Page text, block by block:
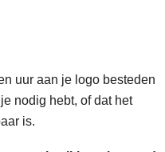
uur aan je logo besteden
nodig hebt, of dat het
is.